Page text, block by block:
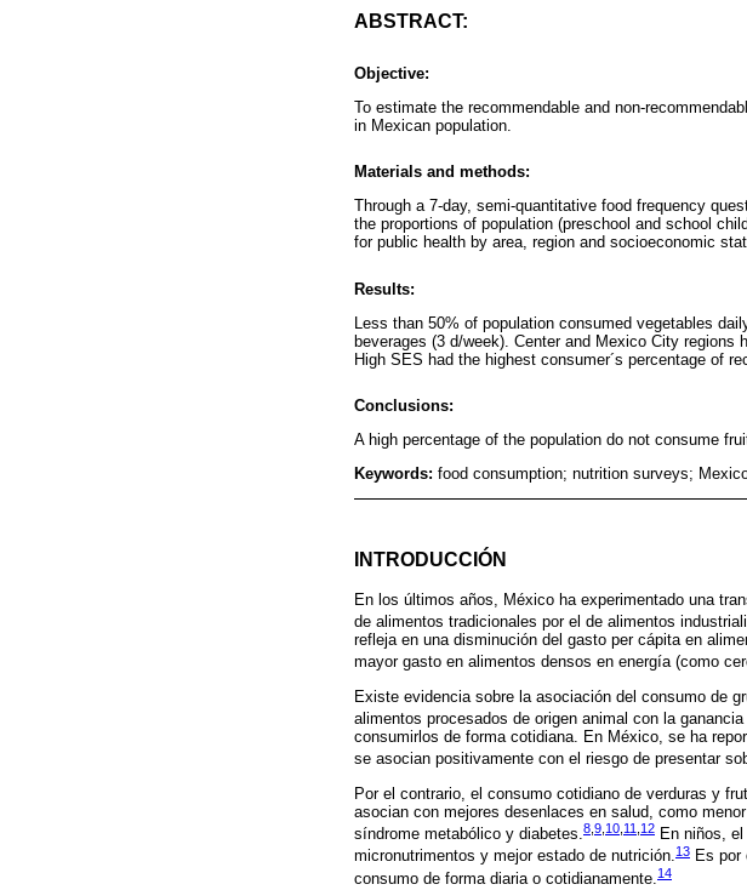
ABSTRACT:
Objective:
To estimate the recommendable and non-
in Mexican population.
Materials and methods:
Through a 7-day, semi-quantitative food frequency
the proportions of population (preschool and school
for public health by area, region and socioeconomic
Results:
Less than 50% of population consumed vegetables
beverages (3 d/week). Center and Mexico City
High SES had the highest consumer´s percentage of
Conclusions:
A high percentage of the population do not consume
Keywords: food consumption; nutrition surveys;
INTRODUCCIÓN
En los últimos años, México ha experimentado una
de alimentos tradicionales por el de alimentos
refleja en una disminución del gasto per cápita en
mayor gasto en alimentos densos en energía (como
Existe evidencia sobre la asociación del consumo de
alimentos procesados de origen animal con la
consumirlos de forma cotidiana. En México, se ha
se asocian positivamente con el riesgo de presentar
Por el contrario, el consumo cotidiano de verduras y
asocian con mejores desenlaces en salud, como
síndrome metabólico y diabetes.8 9 10 11 12 En niños,
micronutrimentos y mejor estado de nutrición.13 Es por
consumo de forma diaria o cotidianamente.14